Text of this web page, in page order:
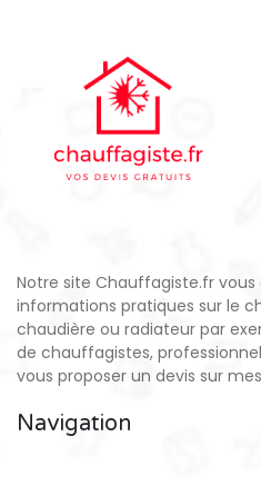
Notre site Chauffagiste.fr
informations pratiques sur le
chaudière ou radiateur par
de chauffagistes,
vous proposer un devis sur
Navigation